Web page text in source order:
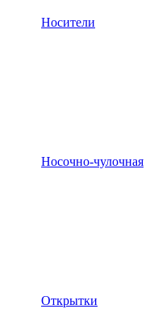
Носители
Носочно-чулочная
Открытки